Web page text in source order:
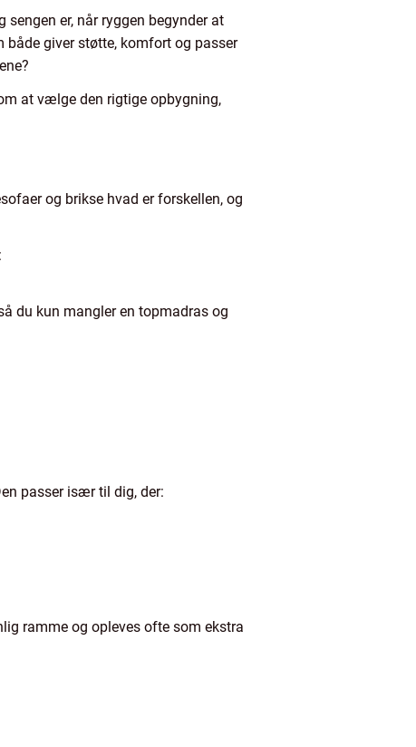
er, når ryggen begynder at
både giver støtte, komfort og passer
at vælge den rigtige opbygning,
og brikse hvad er forskellen, og
du kun mangler en topmadras og
passer især til dig, der:
ramme og opleves ofte som ekstra